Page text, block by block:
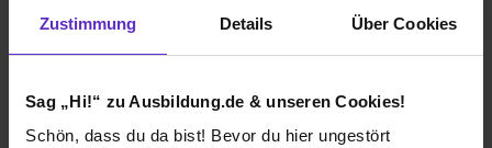
Zustimmung Details Über Cookies
Sag „Hi!“ zu Ausbildung.de & unseren Cookies!
Schön, dass du da bist! Bevor du hier ungestört